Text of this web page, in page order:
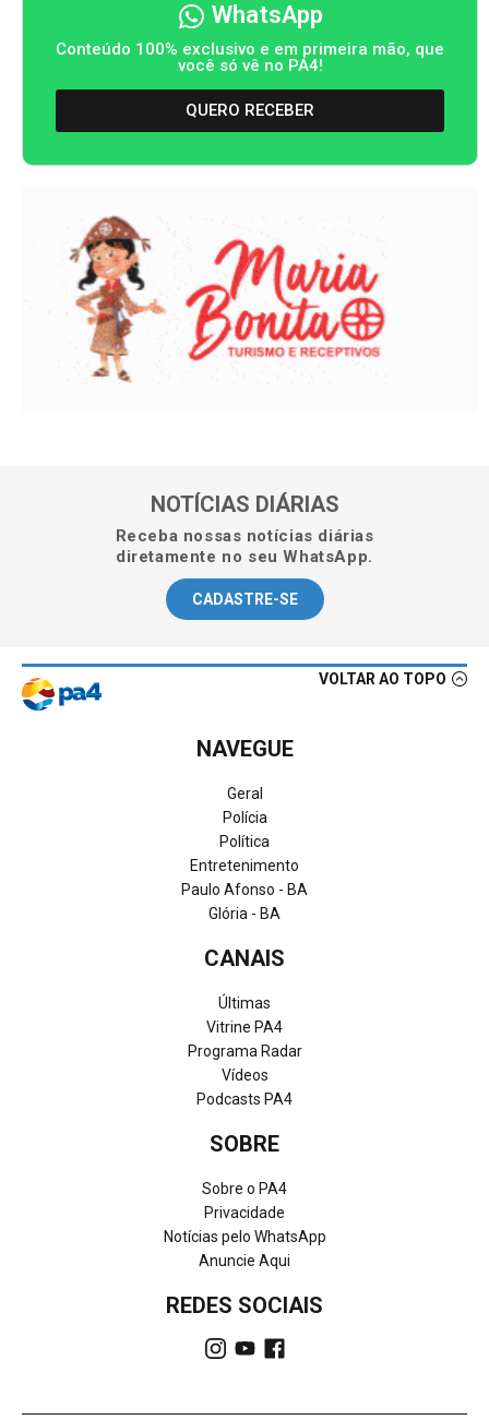
WhatsApp
Conteúdo 100% exclusivo e em primeira mão, que
você só vê no PA4!
QUERO RECEBER
NOTÍCIAS DIÁRIAS
Receba nossas notícias diárias
diretamente no seu WhatsApp.
CADASTRE-SE
VOLTAR AO TOPO
NAVEGUE
Geral
Polícia
Política
Entretenimento
Paulo Afonso - BA
Glória - BA
CANAIS
Últimas
Vitrine PA4
Programa Radar
Vídeos
Podcasts PA4
SOBRE
Sobre o PA4
Privacidade
Notícias pelo WhatsApp
Anuncie Aqui
REDES SOCIAIS